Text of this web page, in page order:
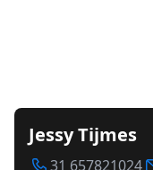
Jessy Tijmes
31 657821024